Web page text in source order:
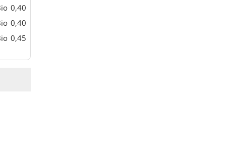
0,40
0,40
0,45